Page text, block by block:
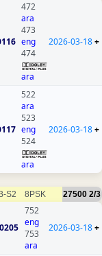
472
ara
473
eng
474
ara
2026-03-18+
522
ara
523
eng
524
ara
2026-03-18+
S2 8PSK 27500 2/3
752
eng
753
ara
2026-03-18+